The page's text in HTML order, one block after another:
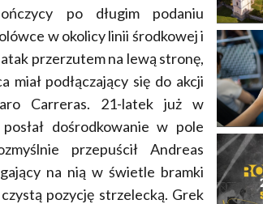
po długim podaniu
w okolicy linii środkowej i
przerzutem na lewą stronę,
miał podłączający się do akcji
Carreras. 21-latek już w
dośrodkowanie w pole
przepuścił Andreas
na nią w świetle bramki
pozycję strzelecką. Grek